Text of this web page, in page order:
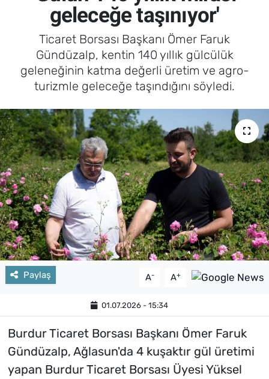
geleceğe taşınıyor'
Ticaret Borsası Başkanı Ömer Faruk
Gündüzalp, kentin 140 yıllık gülcülük
geleneğinin katma değerli üretim ve agro-
turizmle geleceğe taşındığını söyledi.
Paylaş A- A+
01.07.2026 - 15:34
Burdur Ticaret Borsası Başkanı Ömer Faruk
Gündüzalp, Ağlasun'da 4 kuşaktır gül üretimi
yapan Burdur Ticaret Borsası Üyesi Yüksel